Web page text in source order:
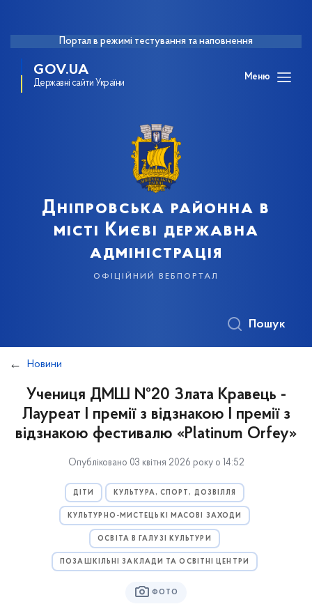
Портал в режимі тестування та наповнення
GOV.UA
Державні сайти України
Меню
Дніпровська районна в
місті Києві державна
адміністрація
офіційний вебпортал
Пошук
Новини
Учениця ДМШ №20 Злата Кравець -
Лауреат І премії з відзнакою І премії з
відзнакою фестивалю «Platinum Orfey»
Опубліковано 03 квітня 2026 року о 14:52
ДІТИ КУЛЬТУРА, СПОРТ, ДОЗВІЛЛЯ
КУЛЬТУРНО-МИСТЕЦЬКІ МАСОВІ ЗАХОДИ
ОСВІТА В ГАЛУЗІ КУЛЬТУРИ
ПОЗАШКІЛЬНІ ЗАКЛАДИ ТА ОСВІТНІ ЦЕНТРИ
ФОТО